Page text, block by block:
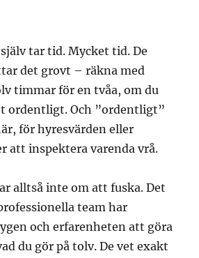
tar tid. Mycket tid. De
det grovt – räkna med
timmar för en tvåa, om du
ordentligt. Och ”ordentligt”
för hyresvärden eller
att inspektera varenda vrå.
alltså inte om att fuska. Det
team har
och erfarenheten att göra
du gör på tolv. De vet exakt